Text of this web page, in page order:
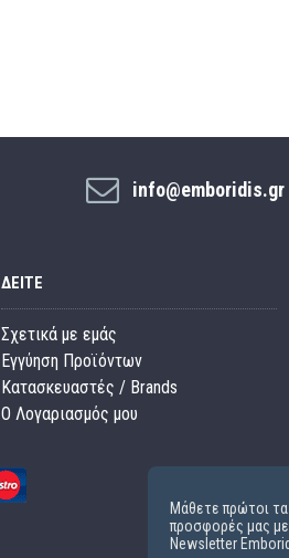
info@emboridis.gr
ΔΕΊΤΕ
Σχετικά με εμάς
Εγγύηση Προϊόντων
Κατασκευαστές / Brands
O Λογαριασμός μου
Μάθετε πρώτοι τα
προσφορές μας
Newsletter